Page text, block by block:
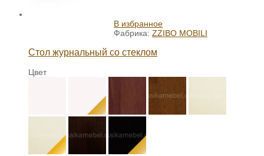
В избранное
Фабрика: ZZIBO MOBILI
Стол журнальный со стеклом
Цвет